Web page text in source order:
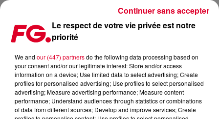
MAINSTAGE : SOREN
Le respect de votre vie privée est notre
priorité
We and our (447) partnersdo the following data processing based on
your consent and/or our legitimate interest: Store and/or access
information on a device; Use limited data to select advertising; Create
profiles for personalised advertising; Use profiles to select personalised
advertising; Measure advertising performance; Measure content
performance; Understand audiences through statistics or combinations
of data from different sources; Develop and improve services; Create
Continuer sans accepter